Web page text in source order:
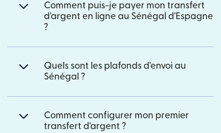
Comment puis-je payer mon transfert
d'argent en ligne au Sénégal d'Espagne
?
Quels sont les plafonds d'envoi au
Sénégal ?
Comment configurer mon premier
transfert d'argent ?